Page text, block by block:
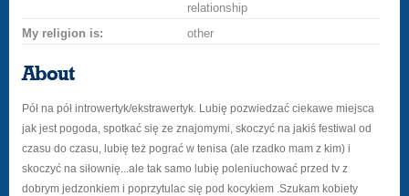
relationship
My religion is:
other
About
Pół na pół introwertyk/ekstrawertyk. Lubię pozwiedzać ciekawe miejsca
jak jest pogoda, spotkać się ze znajomymi, skoczyć na jakiś festiwal od
czasu do czasu, lubię też pograć w tenisa (ale rzadko mam z kim) i
skoczyć na siłownię...ale tak samo lubię poleniuchować przed tv z
dobrym jedzonkiem i poprzytulac się pod kocykiem .Szukam kobiety